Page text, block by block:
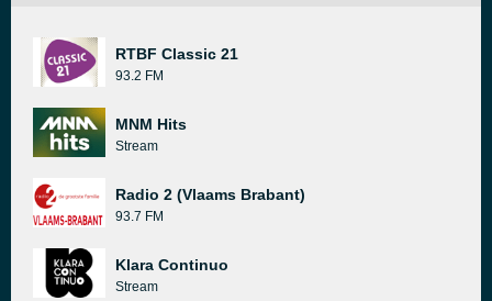
RTBF Classic 21
93.2 FM
MNM Hits
Stream
Radio 2 (Vlaams Brabant)
93.7 FM
Klara Continuo
Stream